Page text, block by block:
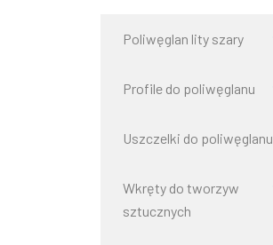
Poliwęglan lity szary
Profile do poliwęglanu
Uszczelki do poliwęglanu
Wkręty do tworzyw
sztucznych